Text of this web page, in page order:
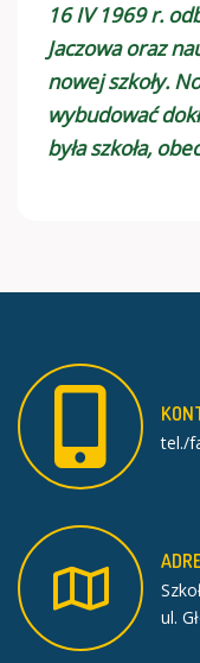
16 IV 1969 r.
Jaczowa oraz
nowej szkoły.
wybudować
była szkoła,
tel./
ul.